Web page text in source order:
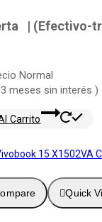
| (Efectivo-
Normal
meses sin interés )
Carrito
Quick